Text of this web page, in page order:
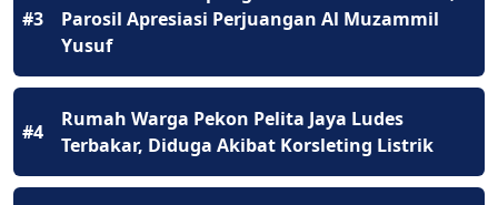
#3
Parosil Apresiasi Perjuangan Al Muzammil
Yusuf
#4
Rumah Warga Pekon Pelita Jaya Ludes
Terbakar, Diduga Akibat Korsleting Listrik